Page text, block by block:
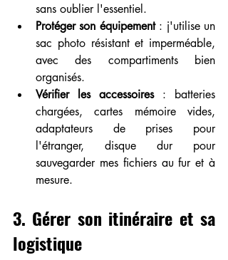
sans oublier l'essentiel.
Protéger son équipement : j'utilise un
sac photo résistant et imperméable,
avec des compartiments bien
organisés.
Vérifier les accessoires : batteries
chargées, cartes mémoire vides,
adaptateurs de prises pour
l'étranger, disque dur pour
sauvegarder mes fichiers au fur et à
mesure.
3. Gérer son itinéraire et sa
logistique